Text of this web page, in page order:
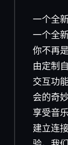
一个全
一个全
你不再
由定制
交互功
会的奇
享受音
建立连